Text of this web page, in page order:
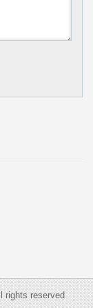
rights reserved